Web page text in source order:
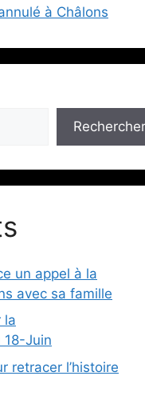
à Châlons
Rechercher
un appel à la
avec sa famille
la
18-Juin
retracer l’histoire